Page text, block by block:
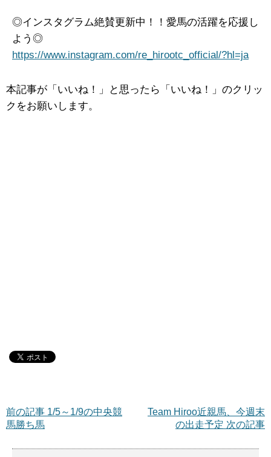
◎インスタグラム絶賛更新中！！愛馬の活躍を応援し
よう◎
https://www.instagram.com/re_hirootc_official/?hl=ja
本記事が「いいね！」と思ったら「いいね！」のクリッ
クをお願いします。
Team Hiroo近親馬、今週末
の出走予定 次の記事
前の記事 1/5～1/9の中央競
馬勝ち馬